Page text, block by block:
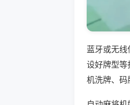
蓝牙或无
设好牌型等
机洗牌、码